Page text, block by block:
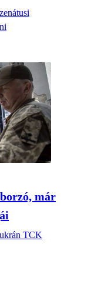
már
TCK